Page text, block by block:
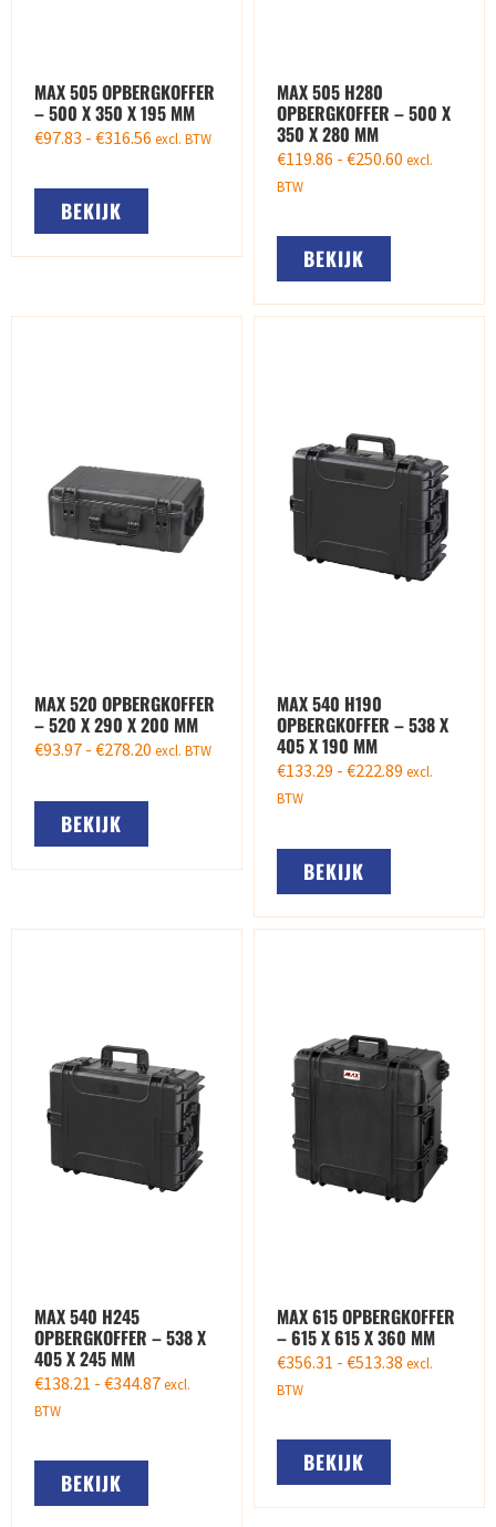
MAX 505 OPBERGKOFFER
– 500 X 350 X 195 MM
€97.83 - €316.56 excl. BTW
BEKIJK
MAX 505 H280
OPBERGKOFFER – 500 X
350 X 280 MM
€119.86 - €250.60 excl.
BTW
BEKIJK
MAX 520 OPBERGKOFFER
– 520 X 290 X 200 MM
€93.97 - €278.20 excl. BTW
BEKIJK
MAX 540 H190
OPBERGKOFFER – 538 X
405 X 190 MM
€133.29 - €222.89 excl.
BTW
BEKIJK
MAX 540 H245
OPBERGKOFFER – 538 X
405 X 245 MM
€138.21 - €344.87excl.
BTW
BEKIJK
MAX 615 OPBERGKOFFER
– 615 X 615 X 360 MM
€356.31 - €513.38 excl.
BTW
BEKIJK